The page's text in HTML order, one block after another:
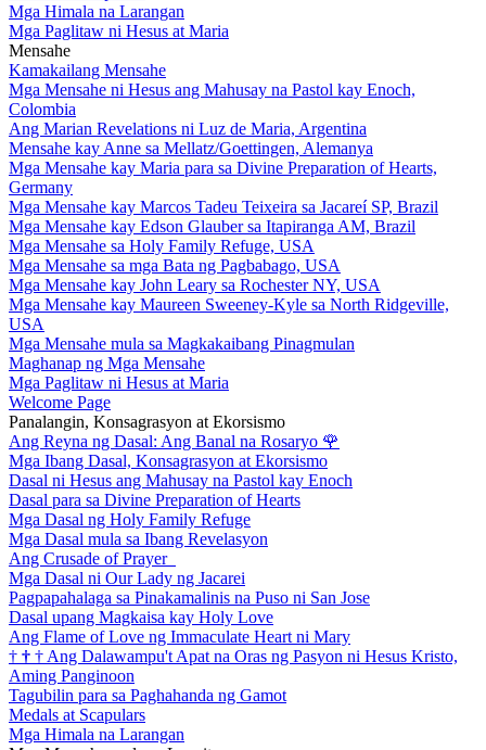
Mga Himala na Larangan
Mga Paglitaw ni Hesus at Maria
Mensahe
Kamakailang Mensahe
Mga Mensahe ni Hesus ang Mahusay na Pastol kay Enoch,
Colombia
Ang Marian Revelations ni Luz de Maria, Argentina
Mensahe kay Anne sa Mellatz/Goettingen, Alemanya
Mga Mensahe kay Maria para sa Divine Preparation of Hearts,
Germany
Mga Mensahe kay Marcos Tadeu Teixeira sa Jacareí SP, Brazil
Mga Mensahe kay Edson Glauber sa Itapiranga AM, Brazil
Mga Mensahe sa Holy Family Refuge, USA
Mga Mensahe sa mga Bata ng Pagbabago, USA
Mga Mensahe kay John Leary sa Rochester NY, USA
Mga Mensahe kay Maureen Sweeney-Kyle sa North Ridgeville,
USA
Mga Mensahe mula sa Magkakaibang Pinagmulan
Maghanap ng Mga Mensahe
Mga Paglitaw ni Hesus at Maria
Welcome Page
Panalangin, Konsagrasyon at Ekorsismo
Ang Reyna ng Dasal: Ang Banal na Rosaryo 🌹
Mga Ibang Dasal, Konsagrasyon at Ekorsismo
Dasal ni Hesus ang Mahusay na Pastol kay Enoch
Dasal para sa Divine Preparation of Hearts
Mga Dasal ng Holy Family Refuge
Mga Dasal mula sa Ibang Revelasyon
Ang Crusade of Prayer
Mga Dasal ni Our Lady ng Jacarei
Pagpapahalaga sa Pinakamalinis na Puso ni San Jose
Dasal upang Magkaisa kay Holy Love
Ang Flame of Love ng Immaculate Heart ni Mary
† † † Ang Dalawampu't Apat na Oras ng Pasyon ni Hesus Kristo,
Aming Panginoon
Tagubilin para sa Paghahanda ng Gamot
Medals at Scapulars
Mga Himala na Larangan